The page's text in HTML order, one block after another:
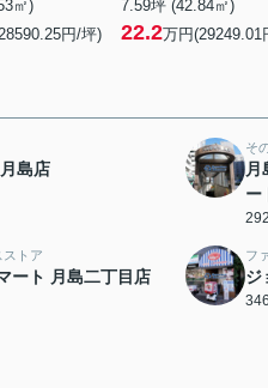
㎡)
円/坪)
7.59坪 (42.84㎡)
22.2万円(29249.01
島店
そ
ー
ストア
ート 月島二丁目店
フ
ジ